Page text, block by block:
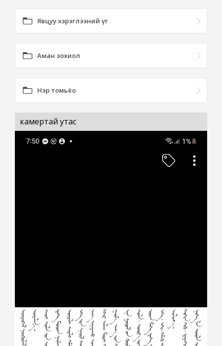
Явцуу хэрэглээний үг
Аман зохиол
Нэр томьёо
камертай утас